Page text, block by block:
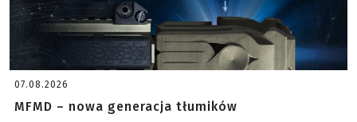
07.08.2026
MFMD – nowa generacja tłumików